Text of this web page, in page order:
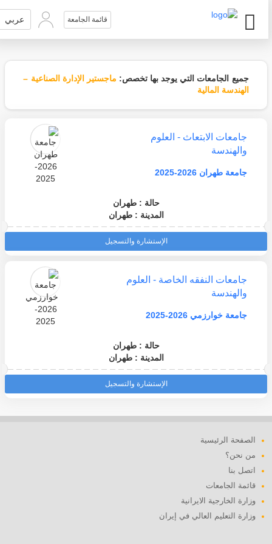
قائمة الجامعة عربي
جميع الجامعات التي يوجد بها تخصص:ماجستير الإدارة الصناعية –
الهندسة المالية
جامعات الابتعاث - العلوم
والهندسة
جامعة طهران 2026-2025
حالة : طهران
المدينة : طهران
الإستشارة والتسجيل
جامعات النفقه الخاصة - العلوم
والهندسة
جامعة خوارزمي 2026-2025
حالة : طهران
المدينة : طهران
الإستشارة والتسجيل
الصفحة الرئيسية
من نحن؟
اتصل بنا
قائمة الجامعات
وزارة الخارجية الايرانية
وزارة التعليم العالي في إيران